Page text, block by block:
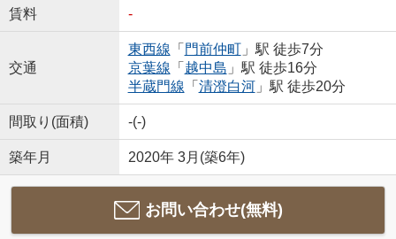
賃料 -
交通
東西線 「 門前仲町」駅 徒歩7分
京葉線 「 越中島 」駅 徒歩16分
半蔵門線 「 清澄白河」駅 徒歩20分
間取り(面積) -(-)
築年月 2020年 3月(築6年)
お問い合わせ(無料)